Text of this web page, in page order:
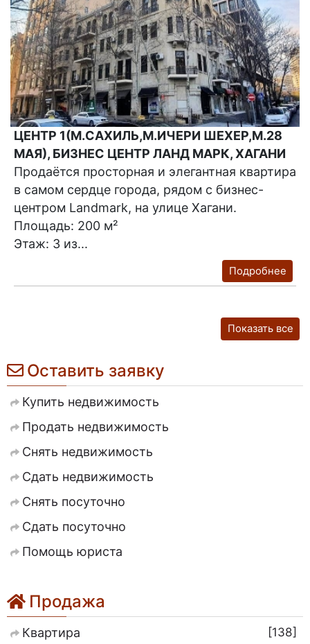
Оставить заявку
Купить недвижимость
Продать недвижимость
Снять недвижимость
Сдать недвижимость
Снять посуточно
Сдать посуточно
Помощь юриста
Продажа
Квартира
138
ЦЕНТР 1(М.САХИЛЬ,М.ИЧЕРИ ШЕХЕР,М.28
МАЯ), БИЗНЕС ЦЕНТР ЛАНД МАРК, ХАГАНИ
Продаётся просторная и элегантная квартира
в самом сердце города, рядом с бизнес-
центром Landmark, на улице Хагани.
Площадь: 200 м²
Этаж: 3 из...
Подробнее
Показать все